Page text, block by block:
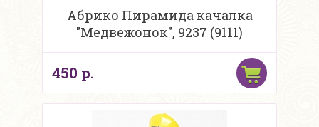
Абрико Пирамида качалка
"Медвежонок", 9237 (9111)
450 р.